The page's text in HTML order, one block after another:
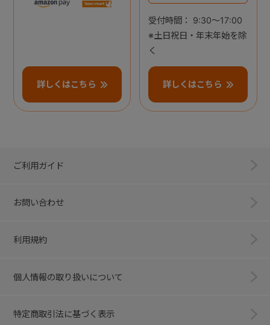
詳しくはこちら
受付時間： 9:30～17:00
※土日祝日・年末年始を除
く
詳しくはこちら
ご利用ガイド
お問い合わせ
利用規約
個人情報の取り扱いについて
特定商取引法に基づく表示